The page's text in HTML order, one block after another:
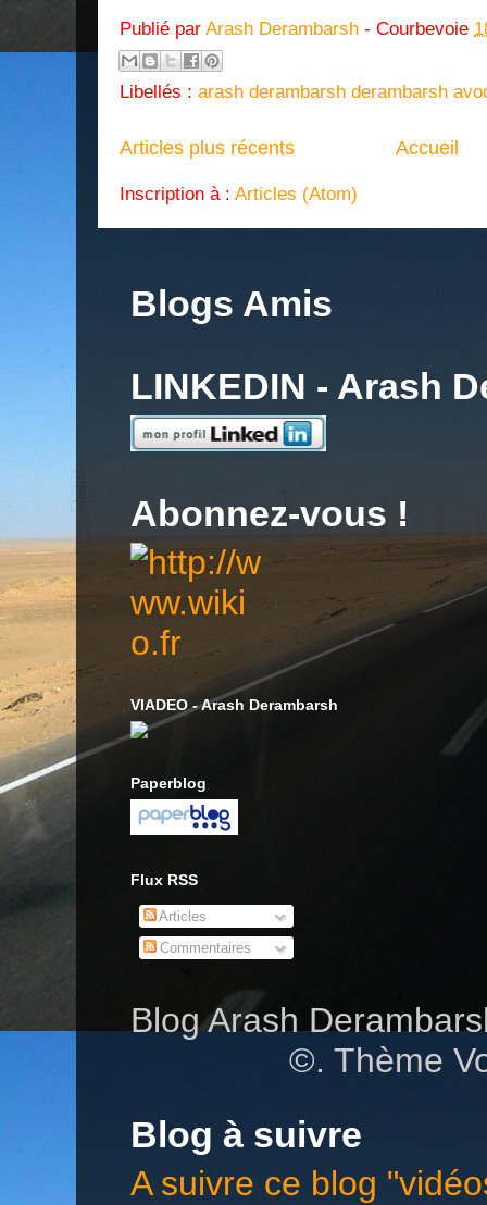
Publié par Arash Derambarsh - Courbevoie
Libellés : arash derambarsh derambarsh
Articles plus récents Accueil
Inscription à : Articles (Atom)
Blogs Amis
LINKEDIN - Arash
Abonnez-vous !
VIADEO - Arash Derambarsh
Paperblog
Flux RSS
Articles
Commentaires
Blog Arash
©. Thème
Blog à suivre
A suivre ce blog